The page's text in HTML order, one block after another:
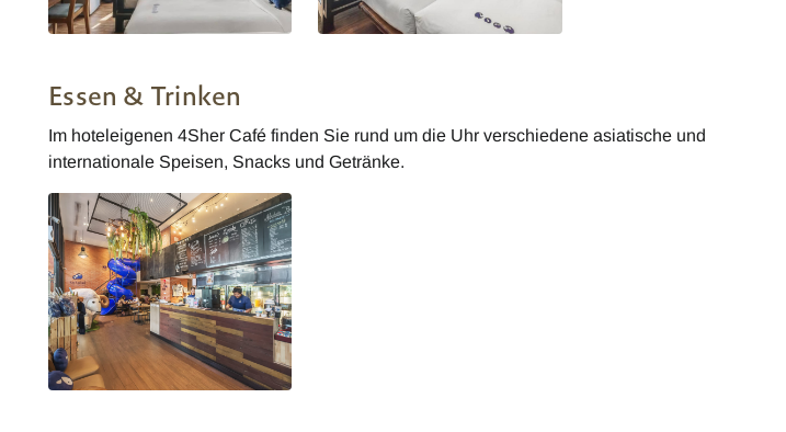
Essen & Trinken
Im hoteleigenen 4Sher Café finden Sie rund um die Uhr verschiedene asiatische und
internationale Speisen, Snacks und Getränke.